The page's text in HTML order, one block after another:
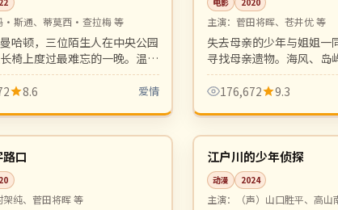
·斯通、蒂莫西·查拉梅 等
哈顿，三位陌生人在中央公园
椅上度过最难忘的一晚。温情
系都市电影。
8.6 爱情
主演： 菅田将晖、苍井优 等
失去母亲的少年与姐姐一
寻找母亲遗物。海风、岛
族温情，是是枝裕和式家
176,672
9.3
99:34
口
架纯、菅田将晖 等
日本
连载中
江户川的少年侦探
动漫 2024
主演： （声）山口胜平、高山